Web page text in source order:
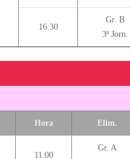
16:30
Gr. B
3ª Jorn.
Hora Elim.
11:00
Gr. A